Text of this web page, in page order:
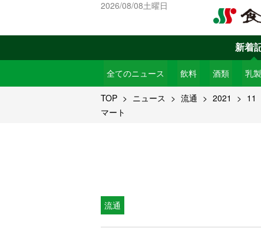
2026/08/08土曜日
新着
全てのニュース 飲料 酒類 乳
TOP ニュース 流通 2021 11
マート
流通